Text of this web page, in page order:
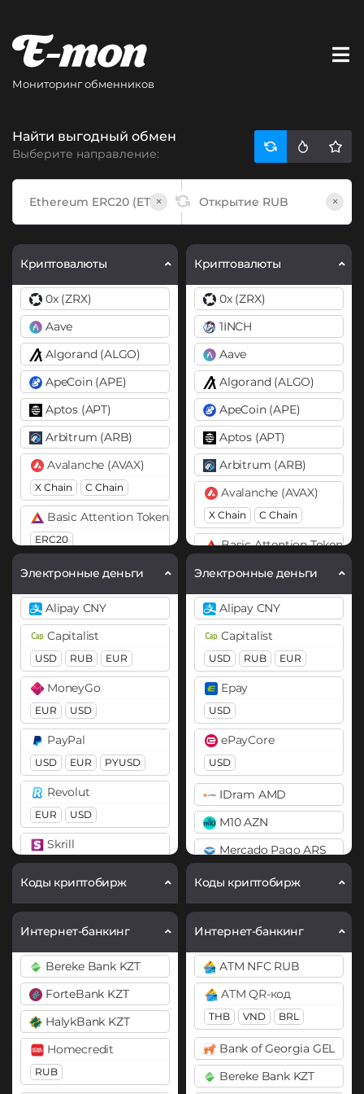
Мониторинг обменников
Найти выгодный обмен
Выберите направление:
× ×
Криптовалюты
0x (ZRX)
Aave
Algorand (ALGO)
ApeCoin (APE)
Aptos (APT)
Arbitrum (ARB)
Avalanche (AVAX)
X Chain C Chain
Basic Attention Token (BAT)
ERC20
Binance Coin (BNB)
BEP20 BEP2
Bitcoin (BTC)
BTC BEP20
ARB
AVAXC
Bitcoin Cash (BCH)
Bitcoin SV (BSV)
BitTorrent (BTT)
Cardano (ADA)
Chainlink (LINK)
BEP20 ERC20
Compound (COMP)
Cosmos (ATOM)
DAI
ERC20
DASH
Decentraland (MANA)
Dogecoin (DOGE)
DOGE
Polkadot (DOT)
Электронные деньги
Alipay CNY
Capitalist
USD RUB EUR
MoneyGo
EUR USD
PayPal
USD EUR PYUSD
Revolut
EUR USD
Skrill
USD EUR
WMZ WME WMU
WeChat CNY
Wise
USD
Коды криптобирж
Интернет-банкинг
Bereke Bank KZT
ForteBank KZT
HalykBank KZT
Homecredit
RUB
Криптовалюты
0x (ZRX)
1INCH
Aave
Algorand (ALGO)
ApeCoin (APE)
Aptos (APT)
Arbitrum (ARB)
Avalanche (AVAX)
X Chain C Chain
Basic Attention Token
Binance Coin (BNB)
BEP20 BEP2
Bitcoin (BTC)
BTC BEP20
Lightning
OP
ARB
Bitcoin Cash (BCH)
Bitcoin SV (BSV)
BitTorrent (BTT)
Cardano (ADA)
Chainlink (LINK)
BEP20 ERC20
Chiliz (CHZ)
Compound (COMP)
Cronos (CRO)
Curve (CRV)
DAI
ERC20
DASH
Электронные деньги
Alipay CNY
Capitalist
USD RUB EUR
Epay
USD
ePayCore
USD
IDram AMD
M10 AZN
Mercado Pago ARS
MoneyGo
Neteller
USD EUR
NixMoney
USD
Payeer
USD EUR
Payoneer
Коды криптобирж
Интернет-банкинг
ATM NFC RUB
ATM QR-код
THB VND BRL
Bank of Georgia GEL
Bereke Bank KZT